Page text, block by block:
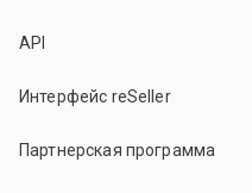
API
Интерфейс reSeller
Партнерская программа